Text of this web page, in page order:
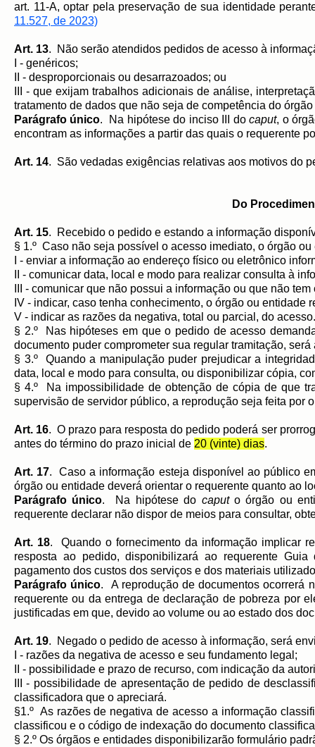
art. 11-A, optar pela preservação de sua identidade
11.527, de 2023)
Art. 13. Não serão atendidos pedidos de acesso à
I - genéricos;
II - desproporcionais ou desarrazoados; ou
III - que exijam trabalhos adicionais de análise,
tratamento de dados que não seja de competência do
Parágrafo único. Na hipótese do inciso III docaput, o
encontram as informações a partir das quais o requerente
Art. 14. São vedadas exigências relativas aos motivos do
Do
Art. 15. Recebido o pedido e estando a informação
§ 1.º Caso não seja possível o acesso imediato, o órgão
I - enviar a informação ao endereço físico ou eletrônico
II - comunicar data, local e modo para realizar consulta à
III - comunicar que não possui a informação ou que não
IV - indicar, caso tenha conhecimento, o órgão ou
V - indicar as razões da negativa, total ou parcial, do acesso.
§ 2.º Nas hipóteses em que o pedido de acesso
documento puder comprometer sua regular tramitação,
§ 3.º Quando a manipulação puder prejudicar a
data, local e modo para consulta, ou disponibilizar cópia,
§ 4.º Na impossibilidade de obtenção de cópia de que
supervisão de servidor público, a reprodução seja feita por
Art. 16. O prazo para resposta do pedido poderá ser
antes do término do prazo inicial de 20 (vinte) dias.
Art. 17. Caso a informação esteja disponível ao público
órgão ou entidade deverá orientar o requerente quanto ao
Parágrafo único. Na hipótese do caputo órgão ou
requerente declarar não dispor de meios para consultar,
Art. 18. Quando o fornecimento da informação implicar
resposta ao pedido, disponibilizará ao requerente
pagamento dos custos dos serviços e dos materiais
Parágrafo único. A reprodução de documentos ocorrerá
requerente ou da entrega de declaração de pobreza por
justificadas em que, devido ao volume ou ao estado dos
Art. 19. Negado o pedido de acesso à informação, será
I - razões da negativa de acesso e seu fundamento legal;
II - possibilidade e prazo de recurso, com indicação da
III - possibilidade de apresentação de pedido de
classificadora que o apreciará.
§1.º As razões de negativa de acesso a informação
classificou e o código de indexação do documento
§ 2.º Os órgãos e entidades disponibilizarão formulário